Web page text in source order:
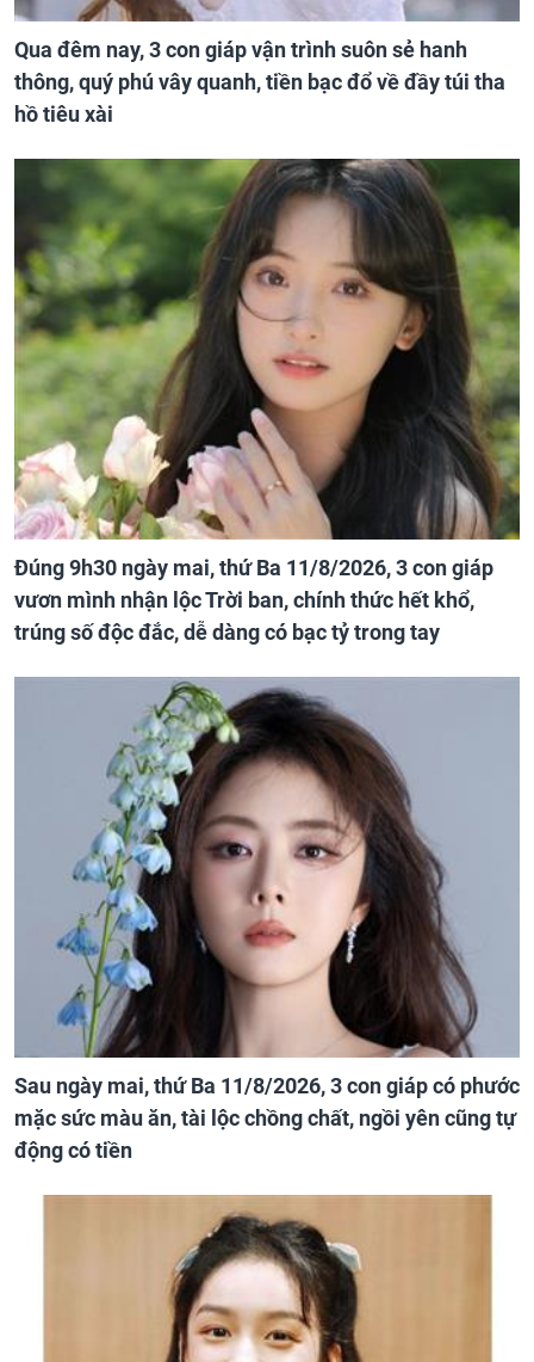
Qua đêm nay, 3 con giáp vận trình suôn sẻ hanh
thông, quý phú vây quanh, tiền bạc đổ về đầy túi tha
hồ tiêu xài
Đúng 9h30 ngày mai, thứ Ba 11/8/2026, 3 con giáp
vươn mình nhận lộc Trời ban, chính thức hết khổ,
trúng số độc đắc, dễ dàng có bạc tỷ trong tay
Sau ngày mai, thứ Ba 11/8/2026, 3 con giáp có phước
mặc sức màu ăn, tài lộc chồng chất, ngồi yên cũng tự
động có tiền